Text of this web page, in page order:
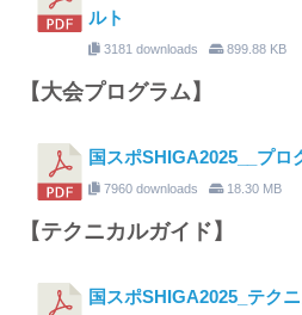
ルト
3181 downloads 899.88 KB
【大会プログラム】
国スポSHIGA2025__プロ
7960 downloads 18.30 MB
【テクニカルガイド】
国スポSHIGA2025_テク